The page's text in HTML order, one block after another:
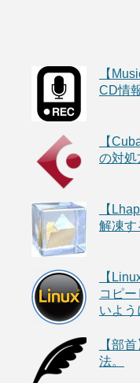
【
CD情
【
の対処
【
解凍す
【
コピ
いよ
【部
法。